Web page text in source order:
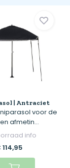
| Antraciet
voor de
afmetin...
info